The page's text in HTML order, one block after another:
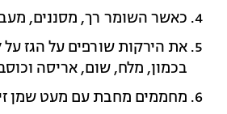
כאשר השומר רך, מסננים,
את הירקות שורפים על הגז
בכמון, מלח, שום, אריסה
מחממים מחבת עם מעט שמן